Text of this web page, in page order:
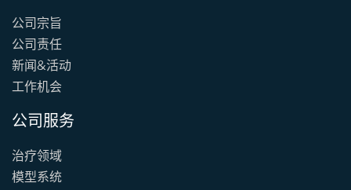
公司宗旨
公司责任
新闻&活动
工作机会
公司服务
治疗领域
模型系统